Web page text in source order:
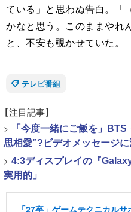
ている」と思わぬ告白。「
かなと思う。このままやれ
と、不安も覗かせていた。
テレビ番組
【注目記事】
>
「今度一緒にご飯を」
思相愛”?ビデオメッセージに
> 4:3ディスプレイの『
実用的」
「27卒」ゲームテクニカル